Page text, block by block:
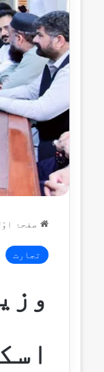
صفحۂ
تجارت